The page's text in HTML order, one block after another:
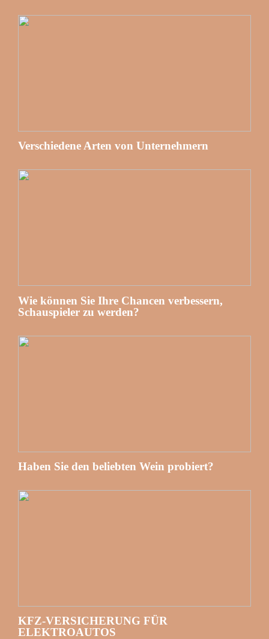
Verschiedene Arten von Unternehmern
Wie können Sie Ihre Chancen verbessern,
Schauspieler zu werden?
Haben Sie den beliebten Wein probiert?
KFZ-VERSICHERUNG FÜR
ELEKTROAUTOS